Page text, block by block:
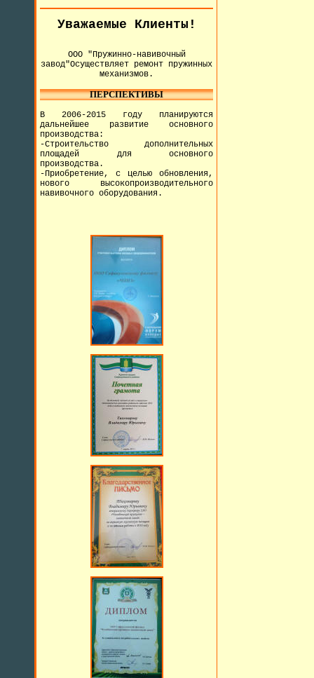
Уважаемые Клиенты!
ООО "Пружинно-навивочный
завод"Осуществляет ремонт пружинных
механизмов.
ПЕРСПЕКТИВЫ
В 2006-2015 году планируются
дальнейшее развитие основного
производства:
-Строительство дополнительных
площадей для основного
производства.
-Приобретение, с целью обновления,
нового высокопроизводительного
навивочного оборудования.